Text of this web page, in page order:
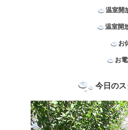
温室開
温室開
お
お
今日の